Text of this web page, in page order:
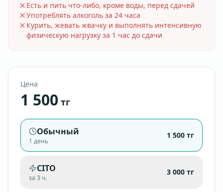
Есть и пить что-либо, кроме воды, перед сдачей
Употреблять алкоголь за 24 часа
Курить, жевать жвачку и выполнять интенсивную
физическую нагрузку за 1 час до сдачи
Цена
1 500 тг
Обычный
1 день
1 500 тг
CITO
за 3 ч.
3 000 тг